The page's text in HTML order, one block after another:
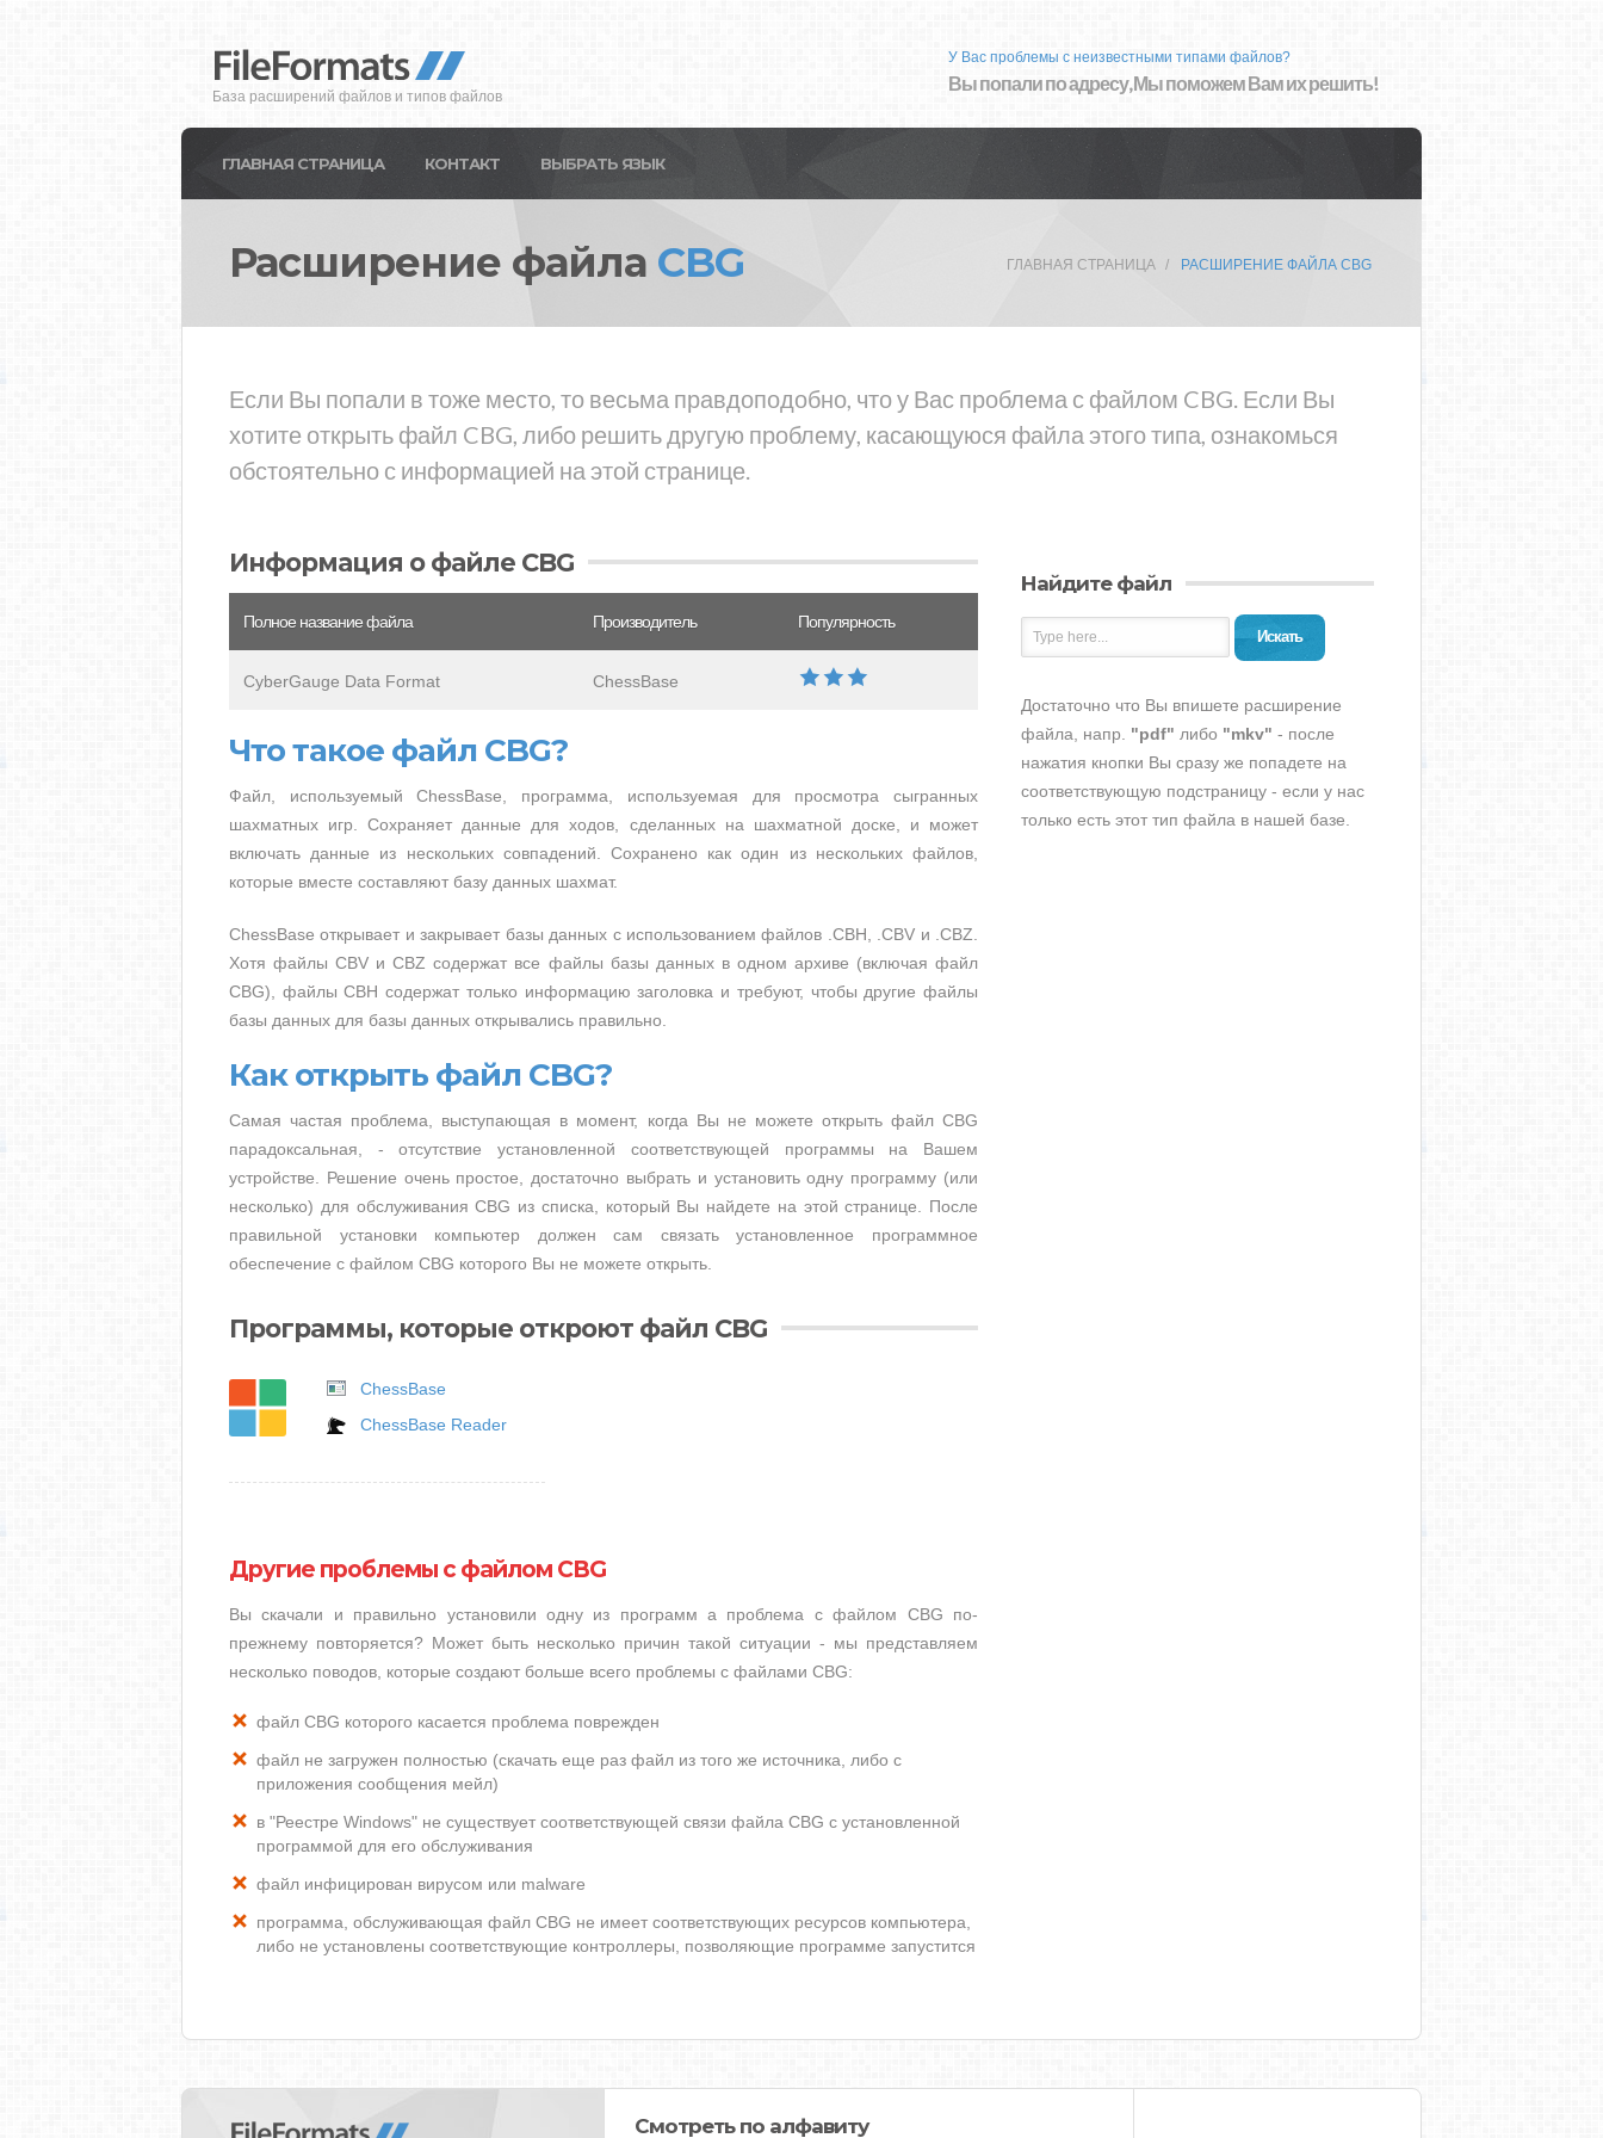
База расширений файлов и типов файлов
У Вас проблемы с неизвестными типами файлов?
Вы попали по адресу, Мы поможем Вам их решить!
ГЛАВНАЯ СТРАНИЦА КОНТАКТ ВЫБРАТЬ ЯЗЫК
Расширение файла CBG ГЛАВНАЯ СТРАНИЦА РАСШИРЕНИЕ ФАЙЛА CBG
Если Вы попали в тоже место, то весьма правдоподобно, что у Вас проблема с файлом CBG. Если Вы
хотите открыть файл CBG, либо решить другую проблему, касающуюся файла этого типа, ознакомься
обстоятельно с информацией на этой странице.
Информация о файле CBG
Полное название файла Производитель Популярность
CyberGauge Data Format ChessBase
Что такое файл CBG?
Файл, используемый ChessBase, программа, используемая для просмотра сыгранных
шахматных игр. Сохраняет данные для ходов, сделанных на шахматной доске, и может
включать данные из нескольких совпадений. Сохранено как один из нескольких файлов,
которые вместе составляют базу данных шахмат.
ChessBase открывает и закрывает базы данных с использованием файлов .CBH, .CBV и .CBZ.
Хотя файлы CBV и CBZ содержат все файлы базы данных в одном архиве (включая файл
CBG), файлы CBH содержат только информацию заголовка и требуют, чтобы другие файлы
базы данных для базы данных открывались правильно.
Как открыть файл CBG?
Самая частая проблема, выступающая в момент, когда Вы не можете открыть файл CBG
парадоксальная, - отсутствие установленной соответствующей программы на Вашем
устройстве. Решение очень простое, достаточно выбрать и установить одну программу (или
несколько) для обслуживания CBG из списка, который Вы найдете на этой странице. После
правильной установки компьютер должен сам связать установленное программное
обеспечение с файлом CBG которого Вы не можете открыть.
Программы, которые откроют файл CBG
ChessBase
ChessBase Reader
Другие проблемы с файлом CBG
Вы скачали и правильно установили одну из программ а проблема с файлом CBG по-
прежнему повторяется? Может быть несколько причин такой ситуации - мы представляем
несколько поводов, которые создают больше всего проблемы с файлами CBG:
файл CBG которого касается проблема поврежден
файл не загружен полностью (скачать еще раз файл из того же источника, либо с
приложения сообщения мейл)
в "Реестре Windows" не существует соответствующей связи файла CBG с установленной
программой для его обслуживания
файл инфицирован вирусом или malware
программа, обслуживающая файл CBG не имеет соответствующих ресурсов компьютера,
либо не установлены соответствующие контроллеры, позволяющие программе запустится
Найдите файл
Искать
Достаточно что Вы впишете расширение
файла, напр. "pdf" либо "mkv" - после
нажатия кнопки Вы сразу же попадете на
соответствующую подстраницу - если у нас
только есть этот тип файла в нашей базе.
Смотреть по алфавиту